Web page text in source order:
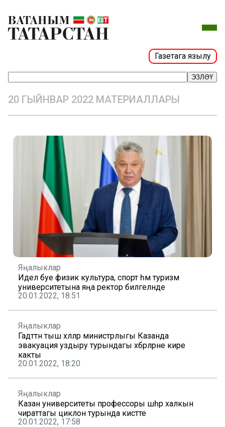
Газетага язылу
ЭЗЛӘҮ
20 ГЫЙНВАР 2022 МАТЕРИАЛЛАРЫ
Яңалыклар
Идел буе физик культура, спорт һәм туризм
университетына яңа ректор билгеләнде
20.01.2022, 18:51
Яңалыклар
Гадәттән тыш хәлләр министрлыгы Казанда
эвакуация уздыру турындагы хәбәрләрне кире
какты
20.01.2022, 18:20
Яңалыклар
Казан университеты профессоры шәһәр халкын
чираттагы циклон турында кисәтте
20.01.2022, 17:58